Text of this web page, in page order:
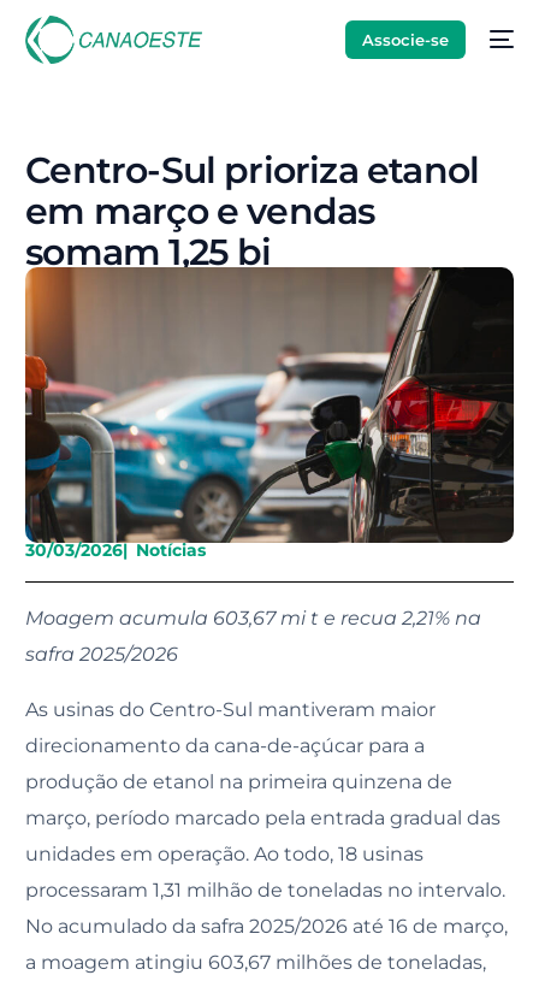
Associe-se
Centro-Sul prioriza etanol
em março e vendas
somam 1,25 bi
30/03/2026| Notícias
Moagem acumula 603,67 mi t e recua 2,21% na
safra 2025/2026
As usinas do Centro-Sul mantiveram maior
direcionamento da cana-de-açúcar para a
produção de etanol na primeira quinzena de
março, período marcado pela entrada gradual das
unidades em operação. Ao todo, 18 usinas
processaram 1,31 milhão de toneladas no intervalo.
No acumulado da safra 2025/2026 até 16 de março,
a moagem atingiu 603,67 milhões de toneladas,